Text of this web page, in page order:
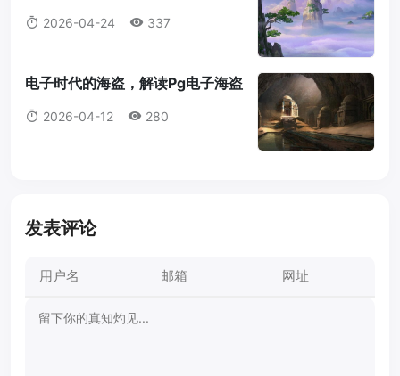
点精彩pg电子
2026-04-24 337
电子时代的海盗，解读Pg电子海盗
的崛起与挑战Pg电子海盗
2026-04-12 280
发表评论